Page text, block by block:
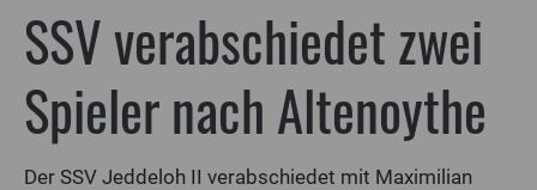
SSV verabschiedet zwei
Spieler nach Altenoythe
Der SSV Jeddeloh II verabschiedet mit Maximilian